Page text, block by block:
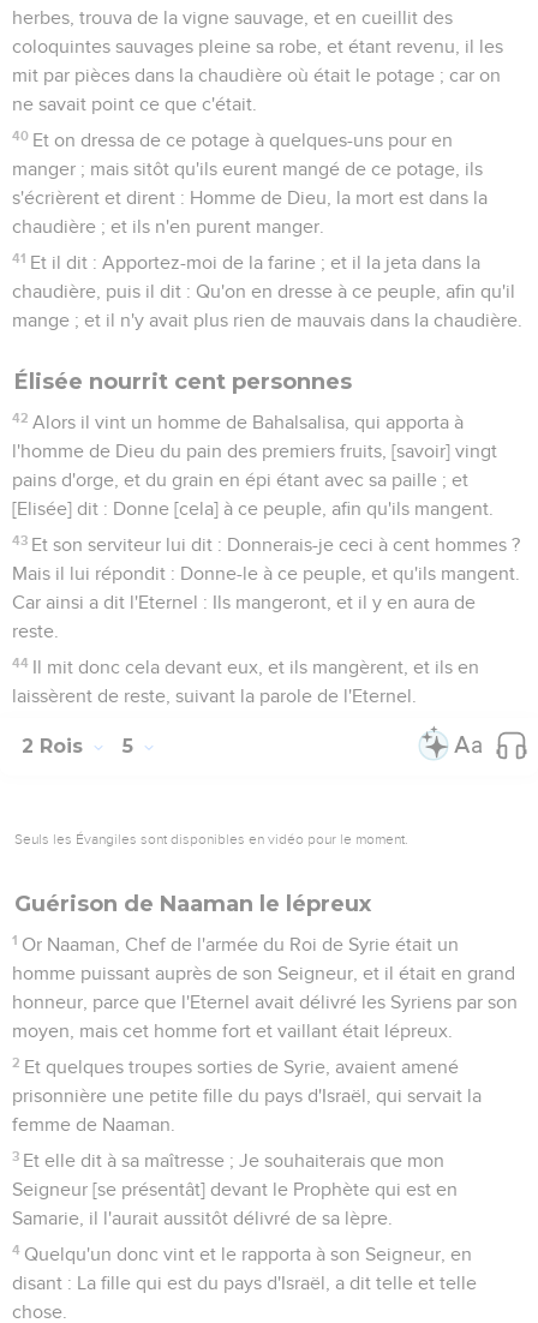
herbes, trouva de la vigne sauvage, et en cueillit des
coloquintes sauvages pleine sa robe, et étant revenu, il les
mit par pièces dans la chaudière où était le potage ; car on
ne savait point ce que c'était.
40 Et on dressa de ce potage à quelques-uns pour en
manger ; mais sitôt qu'ils eurent mangé de ce potage, ils
s'écrièrent et dirent : Homme de Dieu, la mort est dans la
chaudière ; et ils n'en purent manger.
41 Et il dit : Apportez-moi de la farine ; et il la jeta dans la
chaudière, puis il dit : Qu'on en dresse à ce peuple, afin qu'il
mange ; et il n'y avait plus rien de mauvais dans la chaudière.
Élisée nourrit cent personnes
42 Alors il vint un homme de Bahalsalisa, qui apporta à
l'homme de Dieu du pain des premiers fruits, [savoir] vingt
pains d'orge, et du grain en épi étant avec sa paille ; et
[Elisée] dit : Donne [cela] à ce peuple, afin qu'ils mangent.
43 Et son serviteur lui dit : Donnerais-je ceci à cent hommes ?
Mais il lui répondit : Donne-le à ce peuple, et qu'ils mangent.
Car ainsi a dit l'Eternel : Ils mangeront, et il y en aura de
reste.
44 Il mit donc cela devant eux, et ils mangèrent, et ils en
laissèrent de reste, suivant la parole de l'Eternel.
2 Rois 5
Seuls les Évangiles sont disponibles en vidéo pour le moment.
Guérison de Naaman le lépreux
1 Or Naaman, Chef de l'armée du Roi de Syrie était un
homme puissant auprès de son Seigneur, et il était en grand
honneur, parce que l'Eternel avait délivré les Syriens par son
moyen, mais cet homme fort et vaillant était lépreux.
2 Et quelques troupes sorties de Syrie, avaient amené
prisonnière une petite fille du pays d'Israël, qui servait la
femme de Naaman.
3 Et elle dit à sa maîtresse ; Je souhaiterais que mon
Seigneur [se présentât] devant le Prophète qui est en
Samarie, il l'aurait aussitôt délivré de sa lèpre.
4 Quelqu'un donc vint et le rapporta à son Seigneur, en
disant : La fille qui est du pays d'Israël, a dit telle et telle
chose.